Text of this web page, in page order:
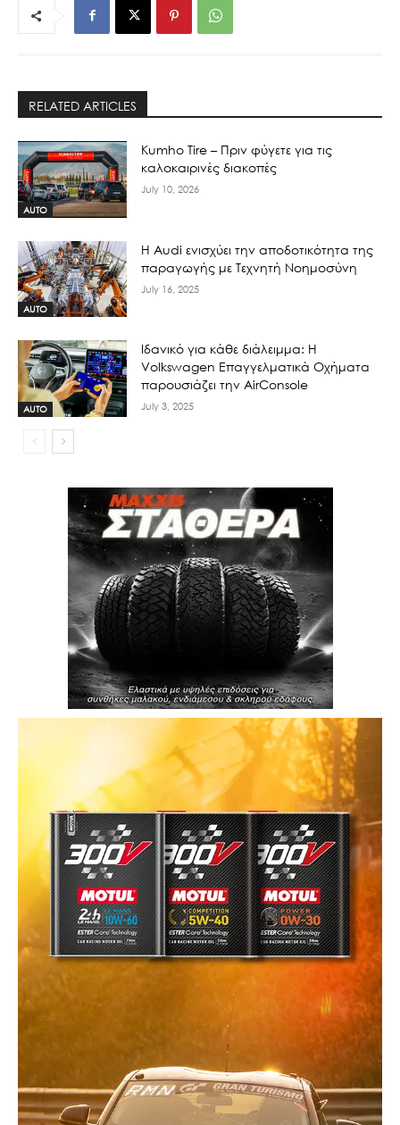
RELATED ARTICLES
AUTO
Kumho Tire – Πριν φύγετε για τις
καλοκαιρινές διακοπές
July 10, 2026
AUTO
Η Audi ενισχύει την αποδοτικότητα της
παραγωγής με Τεχνητή Νοημοσύνη
July 16, 2025
AUTO
Ιδανικό για κάθε διάλειμμα: Η
Volkswagen Επαγγελματικά Οχήματα
παρουσιάζει την AirConsole
July 3, 2025